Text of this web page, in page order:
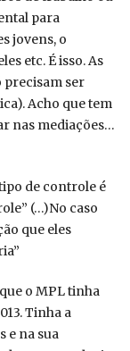
para
jovens, o
etc. É isso. As
precisam ser
Acho que tem
nas mediações…
de controle é
(…)No caso
que eles
o MPL tinha
Tinha a
e na sua